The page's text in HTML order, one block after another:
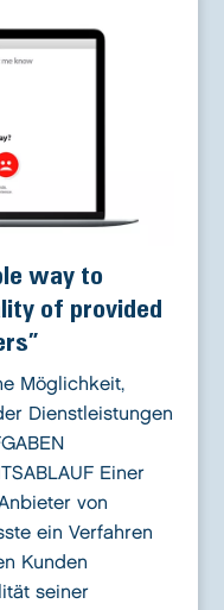
way to
of provided
Möglichkeit,
Dienstleistungen
Einer
von
ein Verfahren
Kunden
seiner